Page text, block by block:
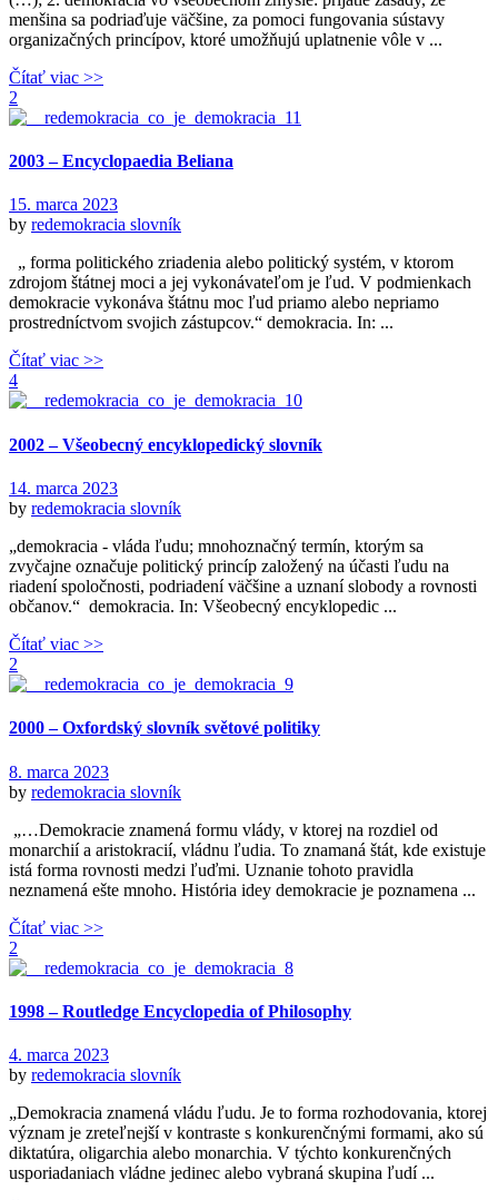
menšina sa podriaďuje väčšine, za pomoci fungovania sústavy
organizačných princípov, ktoré umožňujú uplatnenie vôle v ...
Čítať viac >>
2
2003 – Encyclopaedia Beliana
15. marca 2023
by redemokracia slovník
„ forma politického zriadenia alebo politický systém, v ktorom
zdrojom štátnej moci a jej vykonávateľom je ľud. V podmienkach
demokracie vykonáva štátnu moc ľud priamo alebo nepriamo
prostredníctvom svojich zástupcov.“ demokracia. In: ...
Čítať viac >>
4
2002 – Všeobecný encyklopedický slovník
14. marca 2023
by redemokracia slovník
„demokracia - vláda ľudu; mnohoznačný termín, ktorým sa
zvyčajne označuje politický princíp založený na účasti ľudu na
riadení spoločnosti, podriadení väčšine a uznaní slobody a rovnosti
občanov.“ demokracia. In: Všeobecný encyklopedic ...
Čítať viac >>
2
2000 – Oxfordský slovník světové politiky
8. marca 2023
by redemokracia slovník
„…Demokracie znamená formu vlády, v ktorej na rozdiel od
monarchií a aristokracií, vládnu ľudia. To znamaná štát, kde existuje
istá forma rovnosti medzi ľuďmi. Uznanie tohoto pravidla
neznamená ešte mnoho. História idey demokracie je poznamena ...
Čítať viac >>
2
1998 – Routledge Encyclopedia of Philosophy
4. marca 2023
by redemokracia slovník
„Demokracia znamená vládu ľudu. Je to forma rozhodovania, ktorej
význam je zreteľnejší v kontraste s konkurenčnými formami, ako sú
diktatúra, oligarchia alebo monarchia. V týchto konkurenčných
usporiadaniach vládne jedinec alebo vybraná skupina ľudí ...